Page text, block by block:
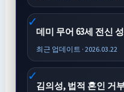
데미 무어 63세 전신
최근 업데이트 · 2026.03.22
김의성, 법적 혼인 거